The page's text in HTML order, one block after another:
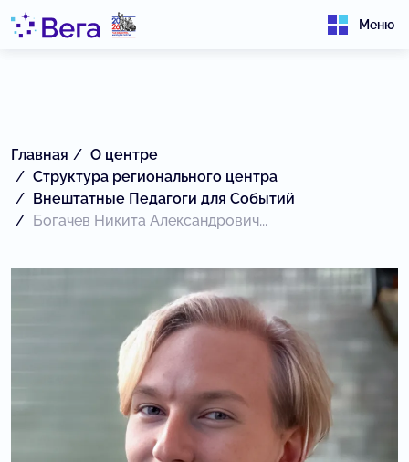
Меню
Главная
О центре
Структура регионального центра
Внештатные Педагоги для Событий
Богачев Никита Александрович...